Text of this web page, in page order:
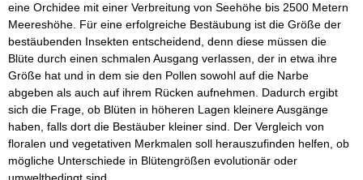
eine Orchidee mit einer Verbreitung von Seehöhe bis 2500 Metern
Meereshöhe. Für eine erfolgreiche Bestäubung ist die Größe der
bestäubenden Insekten entscheidend, denn diese müssen die
Blüte durch einen schmalen Ausgang verlassen, der in etwa ihre
Größe hat und in dem sie den Pollen sowohl auf die Narbe
abgeben als auch auf ihrem Rücken aufnehmen. Dadurch ergibt
sich die Frage, ob Blüten in höheren Lagen kleinere Ausgänge
haben, falls dort die Bestäuber kleiner sind. Der Vergleich von
floralen und vegetativen Merkmalen soll herauszufinden helfen, ob
mögliche Unterschiede in Blütengrößen evolutionär oder